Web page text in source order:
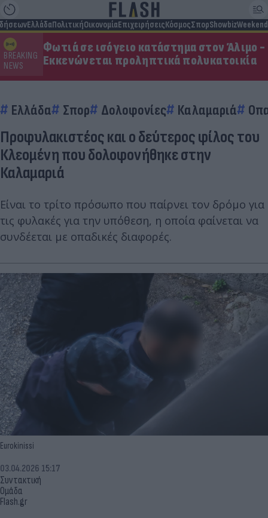
ΕλλάδαΠολιτικήΟικονομίαΕπιχειρήσειςΚόσμοςΣπορShowbizWeekend
BREAKING
NEWS
Φωτιά σε ισόγειο κατάστημα στον Άλιμο -
Εκκενώνεται προληπτικά πολυκατοικία
Ελλάδα Σπορ Δολοφονίες Καλαμαριά
Προφυλακιστέος και ο δεύτερος φίλος του
Κλεομένη που δολοφονήθηκε στην
Καλαμαριά
Είναι το τρίτο πρόσωπο που παίρνει τον δρόμο για
τις φυλακές για την υπόθεση, η οποία φαίνεται να
συνδέεται με οπαδικές διαφορές.
Eurokinissi
Συντακτική
Ομάδα
Flash.gr
03.04.2026 15:17